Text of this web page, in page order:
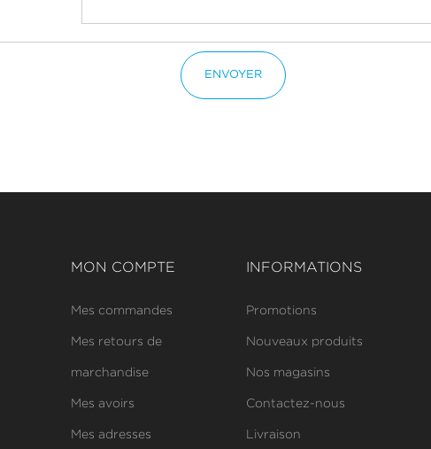
ENVOYER
MON COMPTE
Mes commandes
Mes retours de
marchandise
Mes avoirs
Mes adresses
INFORMATIONS
Promotions
Nouveaux produits
Nos magasins
Contactez-nous
Livraison